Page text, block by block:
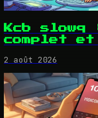
Kcb slowq
complet
2 août 2026